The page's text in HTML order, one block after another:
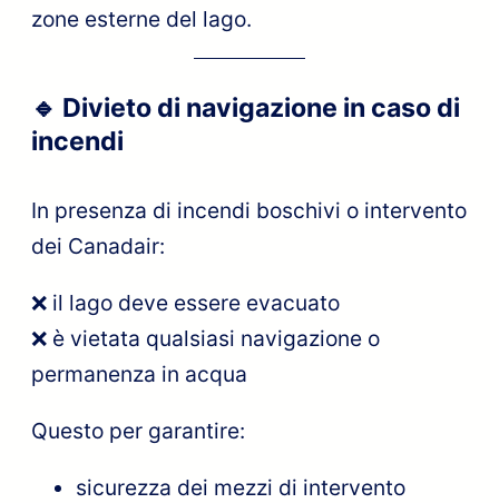
zone esterne del lago.
🔹 Divieto di navigazione in caso di
incendi
In presenza di incendi boschivi o intervento
dei Canadair:
❌ il lago deve essere evacuato
❌ è vietata qualsiasi navigazione o
permanenza in acqua
Questo per garantire:
sicurezza dei mezzi di intervento